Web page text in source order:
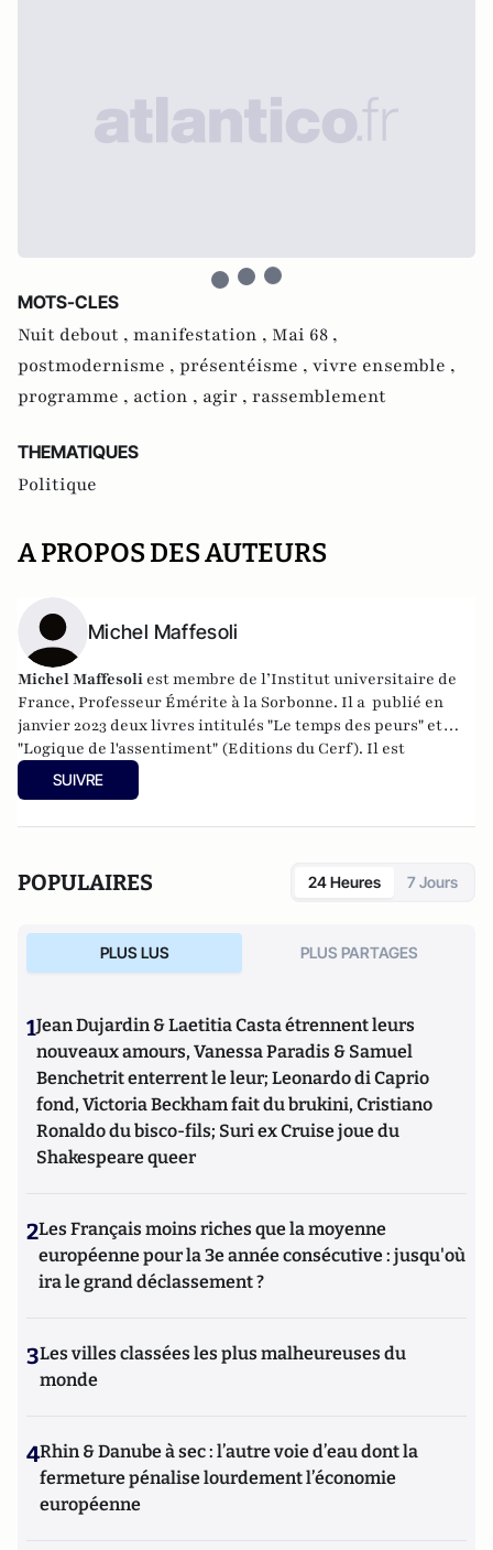
MOTS-CLES
Nuit debout , manifestation , Mai 68 ,
postmodernisme , présentéisme , vivre ensemble ,
programme , action , agir , rassemblement
THEMATIQUES
Politique
A PROPOS DES AUTEURS
Michel Maffesoli
Michel Maffesoli est membre de l’Institut universitaire de
France, Professeur Émérite à la Sorbonne. Il a publié en
janvier 2023 deux livres intitulés "Le temps des peurs" et
"Logique de l'assentiment" (Editions du Cerf). Il est
également l'auteur de livres encore "Écosophie" (Ed du Cerf,
2017), "Êtres postmoderne" ( Ed du Cerf 2018), "La nostalgie
SUIVRE
POPULAIRES 24 Heures 7 Jours
PLUS LUS PLUS PARTAGES
1Jean Dujardin & Laetitia Casta étrennent leurs
nouveaux amours, Vanessa Paradis & Samuel
Benchetrit enterrent le leur; Leonardo di Caprio
fond, Victoria Beckham fait du brukini, Cristiano
Ronaldo du bisco-fils; Suri ex Cruise joue du
Shakespeare queer
2Les Français moins riches que la moyenne
européenne pour la 3e année consécutive : jusqu'où
ira le grand déclassement ?
3Les villes classées les plus malheureuses du
monde
4Rhin & Danube à sec : l’autre voie d’eau dont la
fermeture pénalise lourdement l’économie
européenne